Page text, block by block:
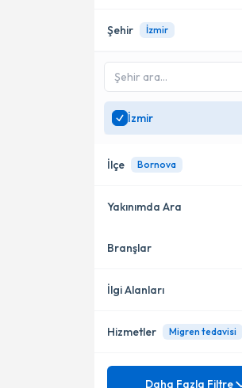
Şehir İzmir
İzmir
İlçe Bornova
Konak
Bayraklı
Yakınımda Ara
Konumuma yakın uzmanları
Branşlar
Nöroloji (Beyin ve Sinir
İlgi Alanları
Akupunktur
Hizmetler Migren tedavisi
Mezuniyet
Daha Fazla Filtre